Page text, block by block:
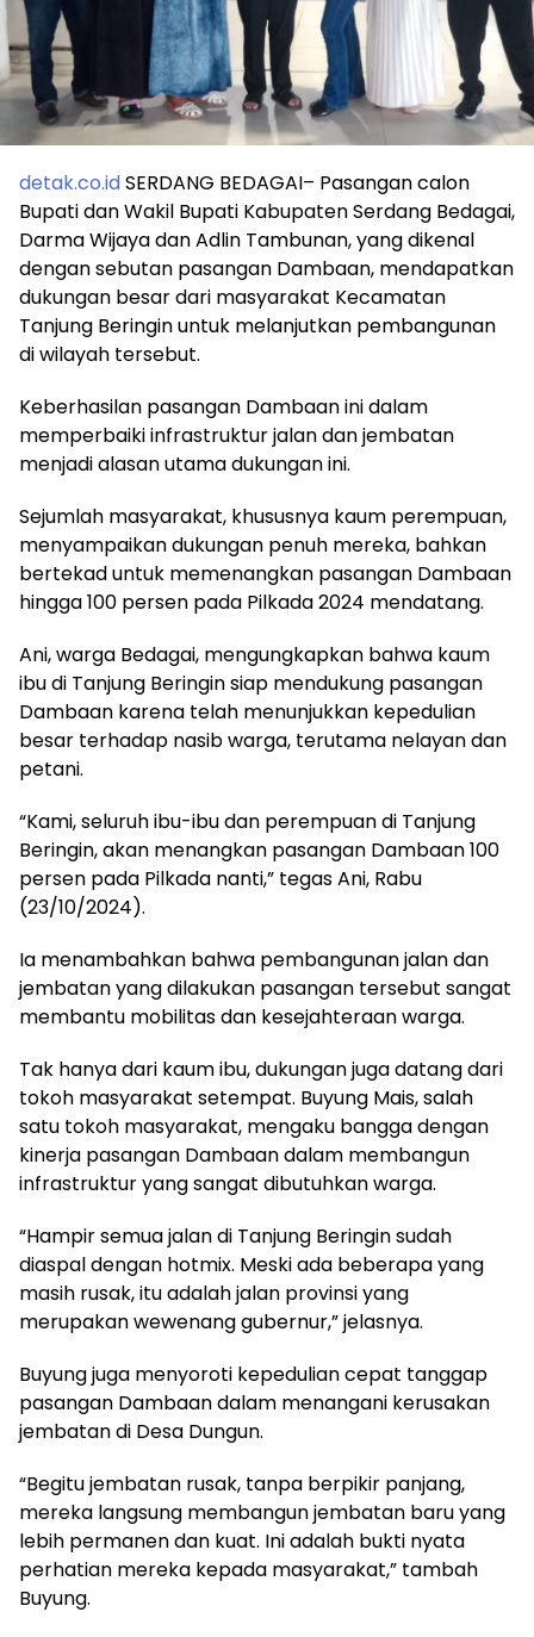
detak.co.idSERDANG BEDAGAI– Pasangan calon
Bupati dan Wakil Bupati Kabupaten Serdang Bedagai,
Darma Wijaya dan Adlin Tambunan, yang dikenal
dengan sebutan pasangan Dambaan, mendapatkan
dukungan besar dari masyarakat Kecamatan
Tanjung Beringin untuk melanjutkan pembangunan
di wilayah tersebut.
Keberhasilan pasangan Dambaan ini dalam
memperbaiki infrastruktur jalan dan jembatan
menjadi alasan utama dukungan ini.
Sejumlah masyarakat, khususnya kaum perempuan,
menyampaikan dukungan penuh mereka, bahkan
bertekad untuk memenangkan pasangan Dambaan
hingga 100 persen pada Pilkada 2024 mendatang.
Ani, warga Bedagai, mengungkapkan bahwa kaum
ibu di Tanjung Beringin siap mendukung pasangan
Dambaan karena telah menunjukkan kepedulian
besar terhadap nasib warga, terutama nelayan dan
petani.
“Kami, seluruh ibu-ibu dan perempuan di Tanjung
Beringin, akan menangkan pasangan Dambaan 100
persen pada Pilkada nanti,” tegas Ani, Rabu
(23/10/2024).
Ia menambahkan bahwa pembangunan jalan dan
jembatan yang dilakukan pasangan tersebut sangat
membantu mobilitas dan kesejahteraan warga.
Tak hanya dari kaum ibu, dukungan juga datang dari
tokoh masyarakat setempat. Buyung Mais, salah
satu tokoh masyarakat, mengaku bangga dengan
kinerja pasangan Dambaan dalam membangun
infrastruktur yang sangat dibutuhkan warga.
“Hampir semua jalan di Tanjung Beringin sudah
diaspal dengan hotmix. Meski ada beberapa yang
masih rusak, itu adalah jalan provinsi yang
merupakan wewenang gubernur,” jelasnya.
Buyung juga menyoroti kepedulian cepat tanggap
pasangan Dambaan dalam menangani kerusakan
jembatan di Desa Dungun.
“Begitu jembatan rusak, tanpa berpikir panjang,
mereka langsung membangun jembatan baru yang
lebih permanen dan kuat. Ini adalah bukti nyata
perhatian mereka kepada masyarakat,” tambah
Buyung.